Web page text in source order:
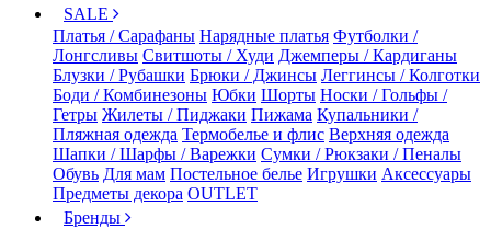
SALE
Платья / Сарафаны Нарядные платья Футболки /
Лонгсливы Свитшоты / Худи Джемперы / Кардиганы
Блузки / Рубашки Брюки / Джинсы Леггинсы / Колготки
Боди / Комбинезоны Юбки Шорты Носки / Гольфы /
Гетры Жилеты / Пиджаки Пижама Купальники /
Пляжная одежда Термобелье и флис Верхняя одежда
Шапки / Шарфы / Варежки Сумки / Рюкзаки / Пеналы
Обувь Для мам Постельное белье Игрушки Аксессуары
Предметы декора OUTLET
Бренды